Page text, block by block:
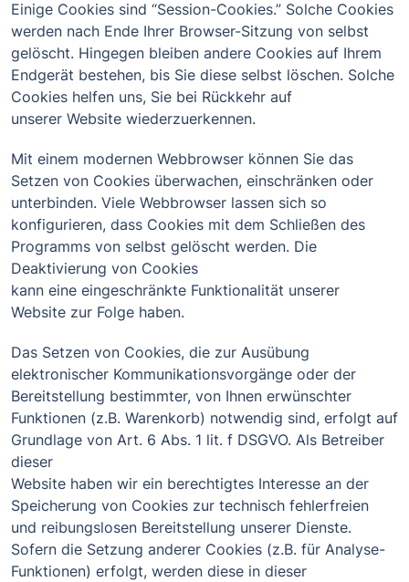
Einige Cookies sind “Session-Cookies.” Solche Cookies
werden nach Ende Ihrer Browser-Sitzung von selbst
gelöscht. Hingegen bleiben andere Cookies auf Ihrem
Endgerät bestehen, bis Sie diese selbst löschen. Solche
Cookies helfen uns, Sie bei Rückkehr auf
unserer Website wiederzuerkennen.
Mit einem modernen Webbrowser können Sie das
Setzen von Cookies überwachen, einschränken oder
unterbinden. Viele Webbrowser lassen sich so
konfigurieren, dass Cookies mit dem Schließen des
Programms von selbst gelöscht werden. Die
Deaktivierung von Cookies
kann eine eingeschränkte Funktionalität unserer
Website zur Folge haben.
Das Setzen von Cookies, die zur Ausübung
elektronischer Kommunikationsvorgänge oder der
Bereitstellung bestimmter, von Ihnen erwünschter
Funktionen (z.B. Warenkorb) notwendig sind, erfolgt auf
Grundlage von Art. 6 Abs. 1 lit. f DSGVO. Als Betreiber
dieser
Website haben wir ein berechtigtes Interesse an der
Speicherung von Cookies zur technisch fehlerfreien
und reibungslosen Bereitstellung unserer Dienste.
Sofern die Setzung anderer Cookies (z.B. für Analyse-
Funktionen) erfolgt, werden diese in dieser